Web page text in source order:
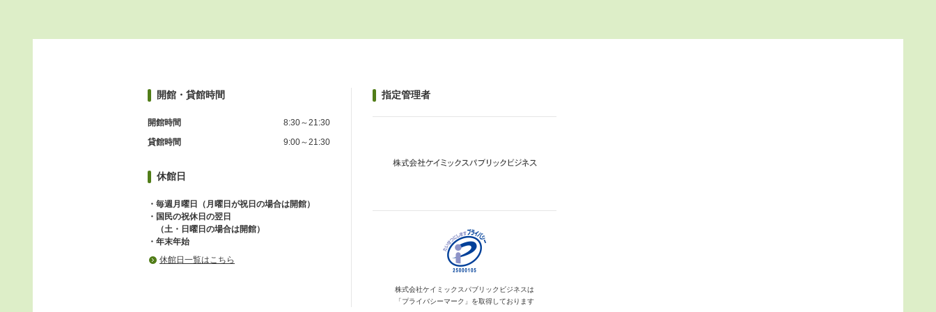
開館・貸館時間
開館時間
8:30～21:30
貸館時間
9:00～21:30
休館日
・毎週月曜日（月曜日が祝日の場合は開館）
・国民の祝休日の翌日
（土・日曜日の場合は開館）
・年末年始
休館日一覧はこちら
指定管理者
株式会社ケイミックスパブリックビジネスは
「プライバシーマーク」を取得しております